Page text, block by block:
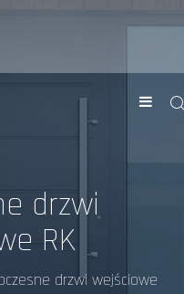
drzwi
RK
drzwi wejściowe